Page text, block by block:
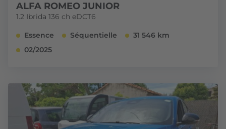
ALFA ROMEO JUNIOR
1.2 Ibrida 136 ch eDCT6
Essence Séquentielle
31 546 km
02/2025